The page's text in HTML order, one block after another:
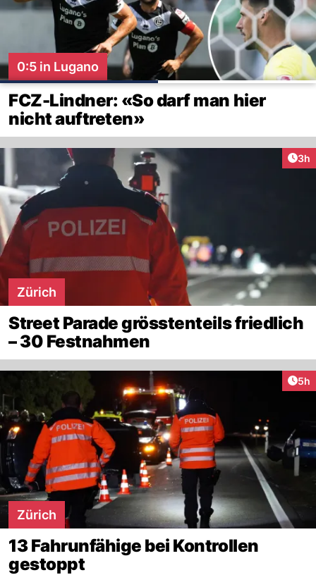
0:5 in Lugano
FCZ-Lindner: «So darf man hier
nicht auftreten»
3h
Zürich
Street Parade grösstenteils friedlich
– 30 Festnahmen
5h
Zürich
13 Fahrunfähige bei Kontrollen
gestoppt